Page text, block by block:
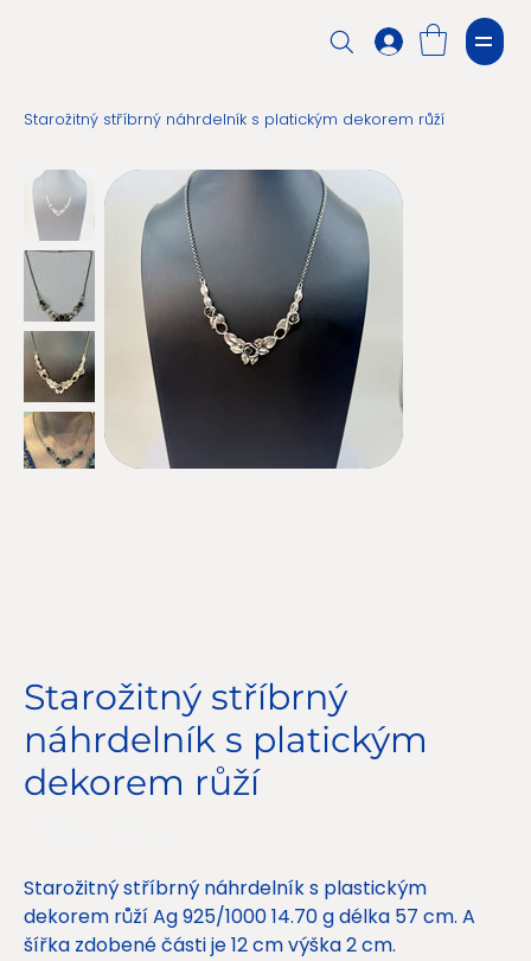
Starožitný stříbrný náhrdelník s platickým dekorem růží
Starožitný stříbrný
náhrdelník s platickým
dekorem růží
Starožitný stříbrný náhrdelník s plastickým
dekorem růží Ag 925/1000 14.70 g délka 57 cm. A
šířka zdobené části je 12 cm výška 2 cm.